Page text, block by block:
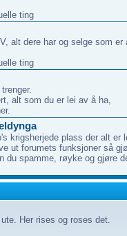
ting
alt dere har og selge som er
ting
alt som du er lei av å ha,
krigsherjede plass der alt er
ut forumets funksjoner så
du spamme, røyke og gjøre
Her rises og roses det.